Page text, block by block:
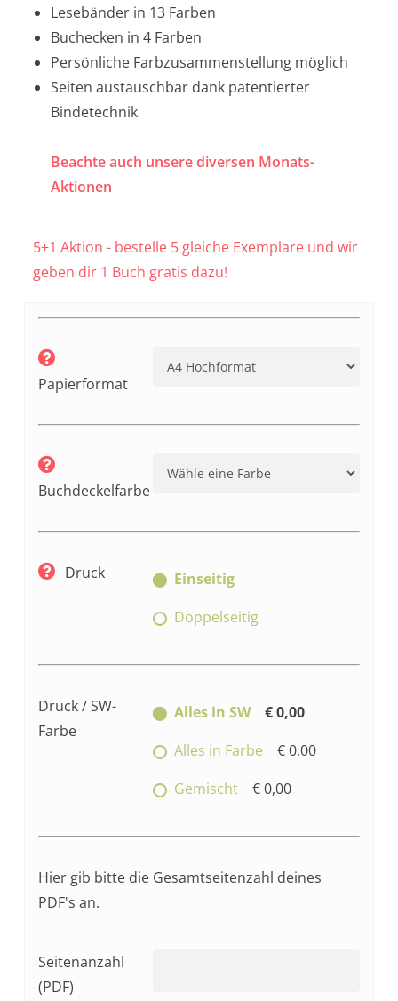
Lesebänder in 13 Farben
Buchecken in 4 Farben
Persönliche Farbzusammenstellung möglich
Seiten austauschbar dank patentierter
Bindetechnik
Beachte auch unsere diversen Monats-
Aktionen
5+1 Aktion - bestelle 5 gleiche Exemplare und wir
geben dir 1 Buch gratis dazu!
Papierformat
Buchdeckelfarbe
Druck
Einseitig
Doppelseitig
Druck / SW-
Farbe
Alles in SW
€ 0,00
Alles in Farbe
€ 0,00
Gemischt
€ 0,00
Hier gib bitte die Gesamtseitenzahl deines
PDF's an.
Seitenanzahl
(PDF)